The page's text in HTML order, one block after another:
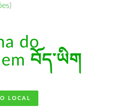
)
do
བོད་ཡིག
LOCAL